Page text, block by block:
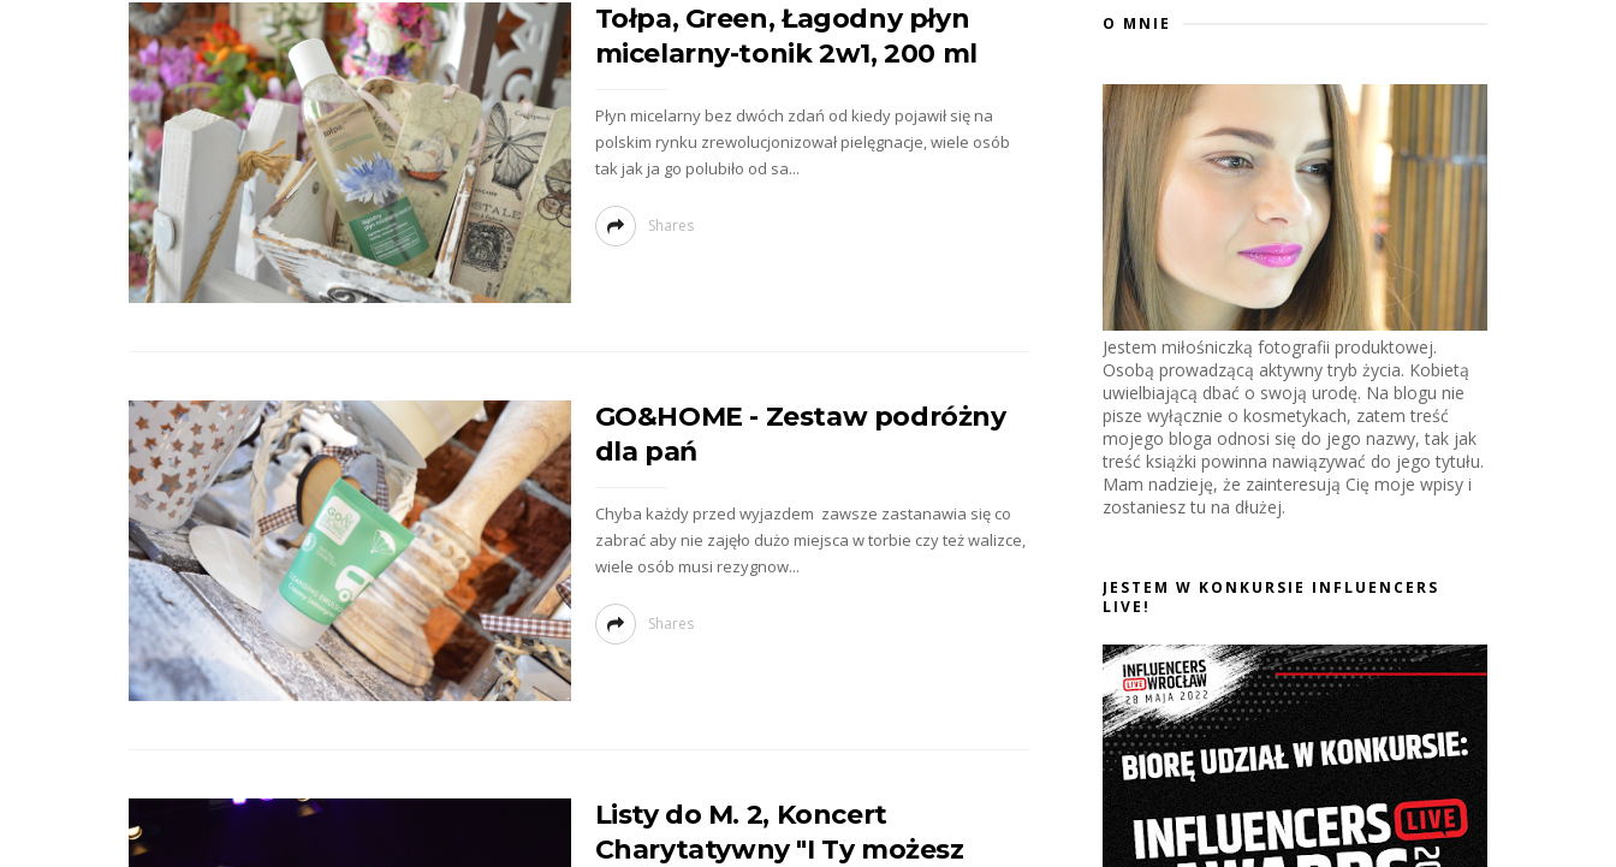
Tołpa, Green, Łagodny płyn
micelarny-tonik 2w1, 200 ml
Płyn micelarny bez dwóch zdań od kiedy pojawił się na
polskim rynku zrewolucjonizował pielęgnacje, wiele osób
tak jak ja go polubiło od sa...
Shares
GO&HOME - Zestaw podróżny
dla pań
Chyba każdy przed wyjazdem zawsze zastanawia się co
zabrać aby nie zajęło dużo miejsca w torbie czy też walizce,
wiele osób musi rezygnow...
Shares
Listy do M. 2, Koncert
Charytatywny "I Ty możesz
O MNIE
Jestem miłośniczką fotografii produktowej.
Osobą prowadzącą aktywny tryb życia. Kobietą
uwielbiającą dbać o swoją urodę. Na blogu nie
pisze wyłącznie o kosmetykach, zatem treść
mojego bloga odnosi się do jego nazwy, tak jak
treść książki powinna nawiązywać do jego tytułu.
Mam nadzieję, że zainteresują Cię moje wpisy i
zostaniesz tu na dłużej.
JESTEM W KONKURSIE INFLUENCERS
LIVE!